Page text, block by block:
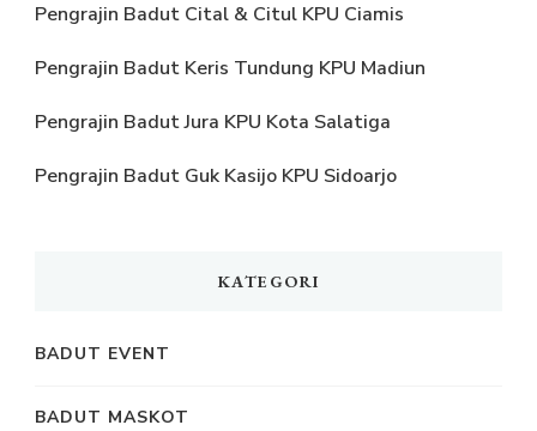
Pengrajin Badut Cital & Citul KPU Ciamis
Pengrajin Badut Keris Tundung KPU Madiun
Pengrajin Badut Jura KPU Kota Salatiga
Pengrajin Badut Guk Kasijo KPU Sidoarjo
KATEGORI
BADUT EVENT
BADUT MASKOT